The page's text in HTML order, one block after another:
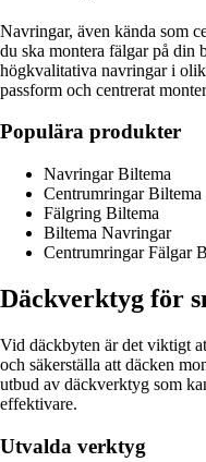
Navringar, även kända som
du ska montera fälgar på din
högkvalitativa navringar i
passform och centrerat
Populära produkter
Navringar Biltema
Centrumringar Biltema
Fälgring Biltema
Biltema Navringar
Centrumringar Fälgar
Däckverktyg för
Vid däckbyten är det viktigt
och säkerställa att däcken
utbud av däckverktyg som
effektivare.
Utvalda verktyg